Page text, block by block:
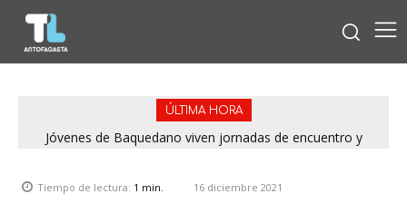
ÚLTIMA HORA
Jóvenes de Baquedano viven jornadas de encuentro y
Tiempo de lectura: 1 min. 16 diciembre 2021